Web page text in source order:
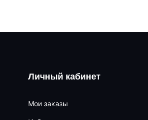
Личный кабинет
Мои заказы